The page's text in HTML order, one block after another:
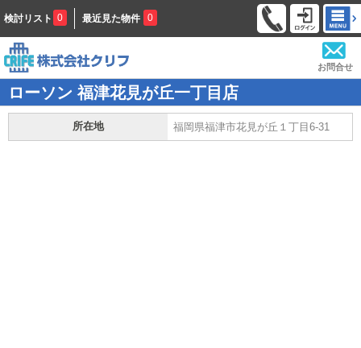
検討リスト 0 最近見た物件 0
お問合せ
ローソン 福津花見が丘一丁目店
所在地 福岡県福津市花見が丘１丁目6-31